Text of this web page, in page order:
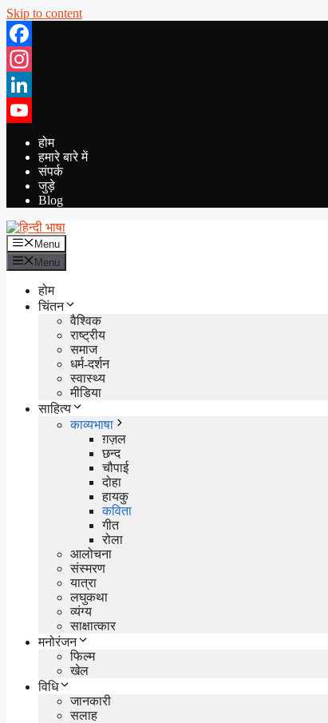
Skip to content
Facebook
Instagram
LinkedIn
YouTube
होम
हमारे बारे में
संपर्क
जुड़े
Blog
Menu
Menu
होम
चिंतन
वैश्विक
राष्ट्रीय
समाज
धर्म-दर्शन
स्वास्थ्य
मीडिया
साहित्य
काव्यभाषा
ग़ज़ल
छन्द
चौपाई
दोहा
हायकु
कविता
गीत
रोला
आलोचना
संस्मरण
यात्रा
लघुकथा
व्यंग्य
साक्षात्कार
मनोरंजन
फिल्म
खेल
विधि
जानकारी
सलाह